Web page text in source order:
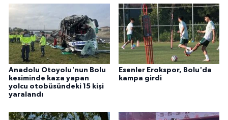
Anadolu Otoyolu'nun Bolu
kesiminde kaza yapan
yolcu otobüsündeki 15 kişi
yaralandı
Esenler Erokspor, Bolu'da
kampa girdi